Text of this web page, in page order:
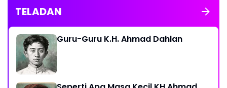
TELADAN
Guru-Guru K.H. Ahmad Dahlan